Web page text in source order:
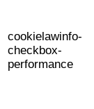
cookielawinfo-
checkbox-
performance